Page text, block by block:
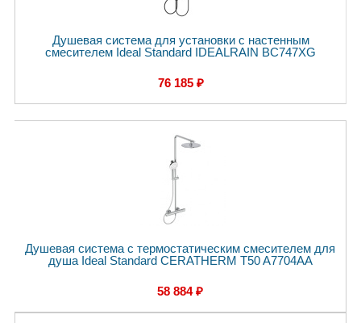
Душевая система для установки с настенным
смесителем Ideal Standard IDEALRAIN BC747XG
76 185 ₽
Душевая система с термостатическим смесителем для
душа Ideal Standard CERATHERM T50 A7704AA
58 884 ₽